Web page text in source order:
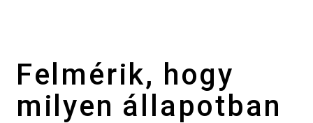
Felmérik, hogy
milyen állapotban